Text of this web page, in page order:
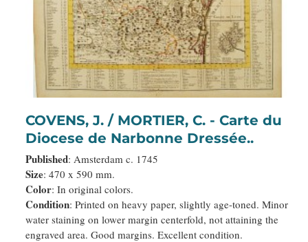
COVENS, J. / MORTIER, C. - Carte du
Diocese de Narbonne Dressée..
Published: Amsterdam c. 1745
Size: 470 x 590 mm.
Color: In original colors.
Condition: Printed on heavy paper, slightly age-toned. Minor
water staining on lower margin centerfold, not attaining the
engraved area. Good margins. Excellent condition.